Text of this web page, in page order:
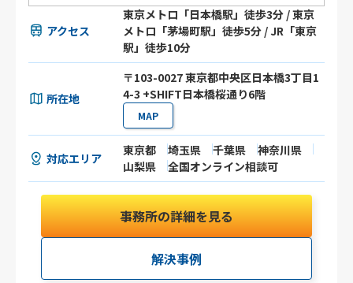
アクセス
東京メトロ「日本橋駅」徒歩3分 / 東京
メトロ「茅場町駅」徒歩5分 / JR「東京
駅」徒歩10分
所在地
〒103-0027 東京都中央区日本橋3丁目1
4-3 +SHIFT日本橋桜通り6階
MAP
対応エリア
東京都 埼玉県 千葉県
神奈川県
山梨県
全国オンライン相談可
事務所の詳細を見る
解決事例